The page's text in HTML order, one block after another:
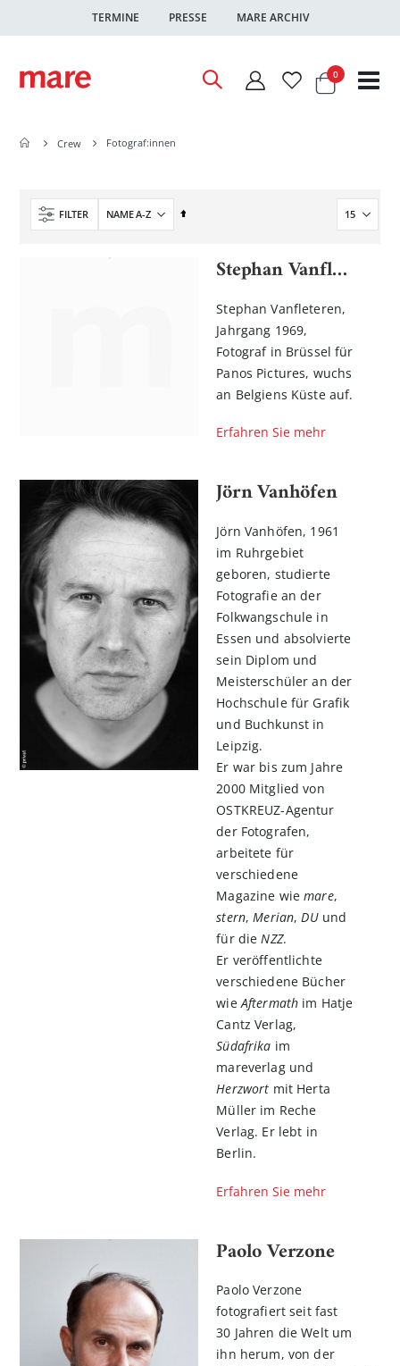
TERMINE PRESSE MARE ARCHIV
Warenkorb
0Artikel
Crew Fotograf:innen
FILTER
In
Stephan Vanfleteren
Stephan Vanfleteren,
Jahrgang 1969,
Fotograf in Brüssel für
Panos Pictures, wuchs
an Belgiens Küste auf.
Erfahren Sie mehr
Jörn Vanhöfen
Jörn Vanhöfen, 1961
im Ruhrgebiet
geboren, studierte
Fotografie an der
Folkwangschule in
Essen und absolvierte
sein Diplom und
Meisterschüler an der
Hochschule für Grafik
und Buchkunst in
Leipzig.
Er war bis zum Jahre
2000 Mitglied von
OSTKREUZ-Agentur
der Fotografen,
arbeitete für
verschiedene
Magazine wiemare,
stern,Merian,DUund
für dieNZZ.
Er veröffentlichte
verschiedene Bücher
wieAftermath im Hatje
Cantz Verlag,
Südafrika im
mareverlag und
Herzwort mit Herta
Müller im Reche
Verlag. Er lebt in
Berlin.
Erfahren Sie mehr
Paolo Verzone
Paolo Verzone
fotografiert seit fast
30 Jahren die Welt um
ihn herum, von der